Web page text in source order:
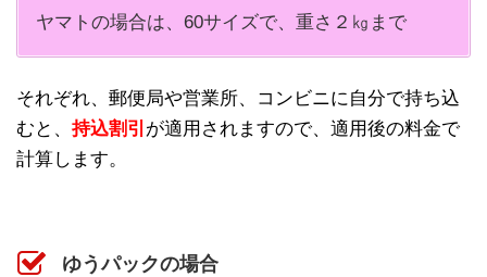
ヤマトの場合は、60サイズで、重さ２㎏まで
それぞれ、郵便局や営業所、コンビニに自分で持ち込
むと、 持込割引 が適用されますので、適用後の料金で
計算します。
ゆうパックの場合